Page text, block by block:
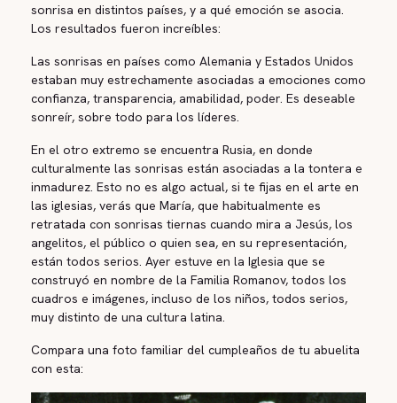
sonrisa en distintos países, y a qué emoción se asocia.
Los resultados fueron increíbles:
Las sonrisas en países como Alemania y Estados Unidos
estaban muy estrechamente asociadas a emociones como
confianza, transparencia, amabilidad, poder. Es deseable
sonreír, sobre todo para los líderes.
En el otro extremo se encuentra Rusia, en donde
culturalmente las sonrisas están asociadas a la tontera e
inmadurez. Esto no es algo actual, si te fijas en el arte en
las iglesias, verás que María, que habitualmente es
retratada con sonrisas tiernas cuando mira a Jesús, los
angelitos, el público o quien sea, en su representación,
están todos serios. Ayer estuve en la Iglesia que se
construyó en nombre de la Familia Romanov, todos los
cuadros e imágenes, incluso de los niños, todos serios,
muy distinto de una cultura latina.
Compara una foto familiar del cumpleaños de tu abuelita
con esta: